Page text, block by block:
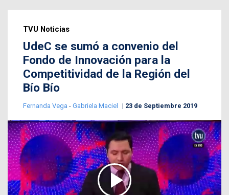
TVU Noticias
UdeC se sumó a convenio del
Fondo de Innovación para la
Competitividad de la Región del
Bío Bío
Fernanda Vega - Gabriela Maciel 23 de Septiembre 2019